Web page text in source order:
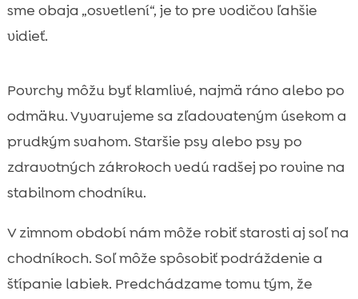
sme obaja „osvetlení“, je to pre vodičov ľahšie
vidieť.
Povrchy môžu byť klamlivé, najmä ráno alebo po
odmäku. Vyvarujeme sa zľadovateným úsekom a
prudkým svahom. Staršie psy alebo psy po
zdravotných zákrokoch vedú radšej po rovine na
stabilnom chodníku.
V zimnom období nám môže robiť starosti aj soľ na
chodníkoch. Soľ môže spôsobiť podráždenie a
štípanie labiek. Predchádzame tomu tým, že